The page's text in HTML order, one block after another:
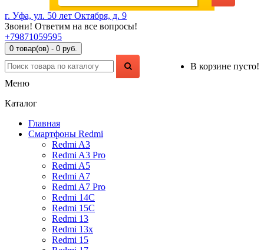
г. Уфа, ул. 50 лет Октября, д. 9
Звони! Ответим на все вопросы!
+79871059595
0 товар(ов) - 0 руб.
В корзине пусто!
Меню
Каталог
Главная
Смартфоны Redmi
Redmi A3
Redmi A3 Pro
Redmi A5
Redmi A7
Redmi A7 Pro
Redmi 14C
Redmi 15C
Redmi 13
Redmi 13x
Redmi 15